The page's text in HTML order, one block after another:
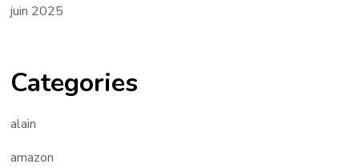
juin 2025
Categories
alain
amazon